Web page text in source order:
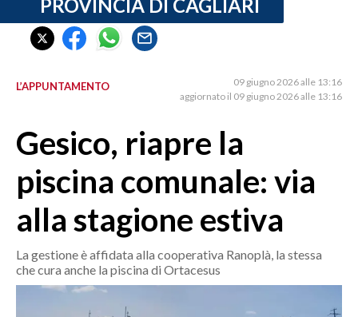
CRONACA SARDEGNA
CAGLIARI
SULCIS IGLESIENTE
SASSARI E PROVINCIA
GALLURA
NUORO E PROVINCIA
OGLIASTRA
CRONACA
PROVINCIA DI CAGLIARI
L’APPUNTAMENTO
09 giugno 2026 alle 13:16
aggiornato il 09 giugno 2026 alle 13:16
Gesico, riapre la
piscina comunale: via
alla stagione estiva
La gestione è affidata alla cooperativa Ranoplà, la stessa
che cura anche la piscina di Ortacesus